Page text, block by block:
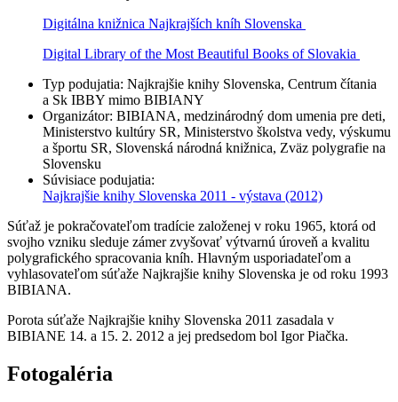
Digitálna knižnica Najkrajších kníh Slovenska
Digital Library of the Most Beautiful Books of Slovakia
Typ podujatia: Najkrajšie knihy Slovenska, Centrum čítania
a Sk IBBY mimo BIBIANY
Organizátor: BIBIANA, medzinárodný dom umenia pre deti,
Ministerstvo kultúry SR, Ministerstvo školstva vedy, výskumu
a športu SR, Slovenská národná knižnica, Zväz polygrafie na
Slovensku
Súvisiace podujatia:
Najkrajšie knihy Slovenska 2011 - výstava (2012)
Súťaž je pokračovateľom tradície založenej v roku 1965, ktorá od
svojho vzniku sleduje zámer zvyšovať výtvarnú úroveň a kvalitu
polygrafického spracovania kníh. Hlavným usporiadateľom a
vyhlasovateľom súťaže Najkrajšie knihy Slovenska je od roku 1993
BIBIANA.
Porota súťaže Najkrajšie knihy Slovenska 2011 zasadala v
BIBIANE 14. a 15. 2. 2012 a jej predsedom bol Igor Piačka.
Fotogaléria